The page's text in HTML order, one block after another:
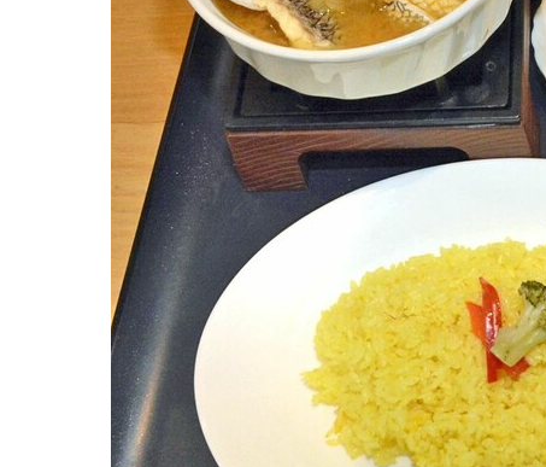
まつり・イベント
アウトドア・レジャー
ご当地グルメ